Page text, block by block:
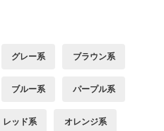
グレー系 ブラウン系
ブルー系 パープル系
レッド系 オレンジ系